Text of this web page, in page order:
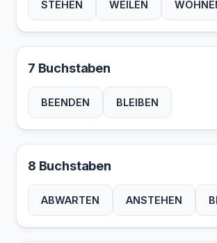
STEHEN WEILEN
7 Buchstaben
BEENDEN BLEIBEN
8 Buchstaben
ABWARTEN ANSTEHEN